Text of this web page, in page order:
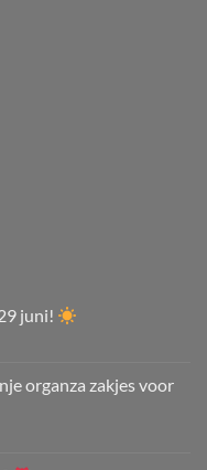
juni!
organza zakjes voor